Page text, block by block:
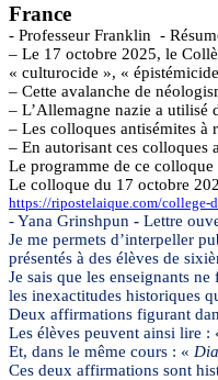
France
- Professeur Franklin -
– Le 17 octobre 2025, le
« culturocide », « épistémicide
– Cette avalanche de
– L’Allemagne nazie a utilisé
– Les colloques antisémites à
– En autorisant ces colloques
Le programme de ce
Le colloque du 17 octobre
https://ripostelaique.com/college-
-Yana Grinshpun - Lettre
Je me permets d’interpeller
présentés à des élèves de
Je sais que les enseignants
les inexactitudes historiques
Deux affirmations figurant
Les élèves peuvent ainsi lire :
Et, dans le même cours : «
Ces deux affirmations sont